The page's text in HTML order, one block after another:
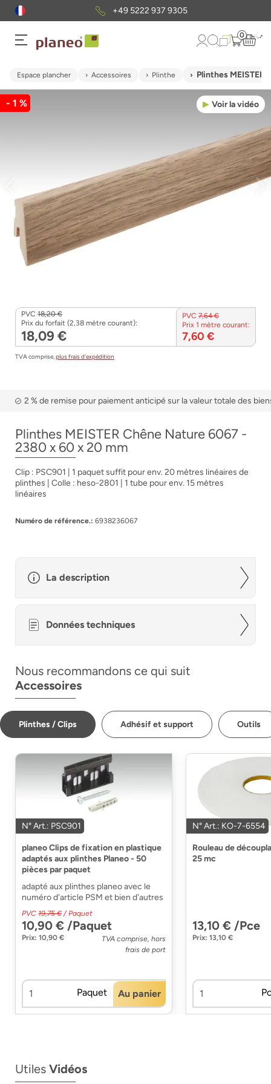
+49 5222 937 9305
0
Espace plancher Accessoires Plinthe Plinthes
Voir la vidéo
- 1 %
PVC 18,20 €
Prix du forfait (2,38 mètre courant):
18,09 €
PVC 7,64 €
Prix 1 mètre courant:
7,60 €
TVA comprise,plus frais d’expédition
2 % de remise pour paiement anticipé sur la valeur totale des
Plinthes MEISTER Chêne Nature 6067 -
2380 x 60 x 20 mm
Clip : PSC901 | 1 paquet suffit pour env. 20 mètres linéaires de
plinthes | Colle : heso-2801 | 1 tube pour env. 15 mètres
linéaires
Numéro de référence.: 6938236067
La description
Données techniques
Nous recommandons ce qui suit
Accessoires
Plinthes / Clips Adhésif et support Outils
N° Art.: PSC901
planeo Clips de fixation en plastique
adaptés aux plinthes Planeo - 50
pièces par paquet
adapté aux plinthes planeo avec le
numéro d'article PSM et bien d'autres
PVC 19,75 € / Paquet
10,90 € /Paquet
Prix: 10,90 €
TVA comprise, hors
frais de port
Paquet Au panier
N° Art.: KO-7-6554
Rouleau de
25 mc
13,10 € /Pce
Prix: 13,10 €
Utiles Vidéos